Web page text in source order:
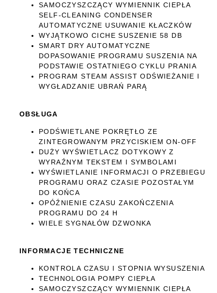
SAMOCZYSZCZĄCY WYMIENNIK CIEPŁA
SELF-CLEANING CONDENSER
AUTOMATYCZNE USUWANIE KŁACZKÓW
WYJĄTKOWO CICHE SUSZENIE 58 DB
SMART DRY AUTOMATYCZNE
DOPASOWANIE PROGRAMU SUSZENIA NA
PODSTAWIE OSTATNIEGO CYKLU PRANIA
PROGRAM STEAM ASSIST ODŚWIEŻANIE I
WYGŁADZANIE UBRAŃ PARĄ
OBSŁUGA
PODŚWIETLANE POKRĘTŁO ZE
ZINTEGROWANYM PRZYCISKIEM ON-OFF
DUŻY WYŚWIETLACZ DOTYKOWY Z
WYRAŹNYM TEKSTEM I SYMBOLAMI
WYŚWIETLANIE INFORMACJI O PRZEBIEGU
PROGRAMU ORAZ CZASIE POZOSTAŁYM
DO KOŃCA
OPÓŹNIENIE CZASU ZAKOŃCZENIA
PROGRAMU DO 24 H
WIELE SYGNAŁÓW DZWONKA
INFORMACJE TECHNICZNE
KONTROLA CZASU I STOPNIA WYSUSZENIA
TECHNOLOGIA POMPY CIEPŁA
SAMOCZYSZCZĄCY WYMIENNIK CIEPŁA